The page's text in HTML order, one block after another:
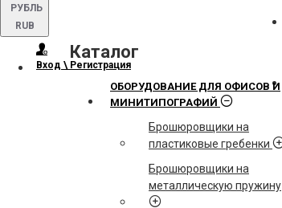
РУБЛЬ
RUB
Вход \ Регистрация
Каталог
ОБОРУДОВАНИЕ ДЛЯ ОФИСОВ И
МИНИТИПОГРАФИЙ
Брошюровщики на
пластиковые гребенки
Брошюровщики на
металлическую пружину